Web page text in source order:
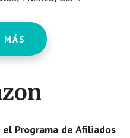
MÁS
Programa de Afiliados